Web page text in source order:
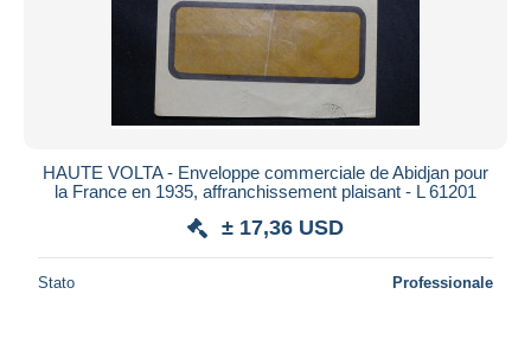
HAUTE VOLTA - Enveloppe commerciale de Abidjan pour
la France en 1935, affranchissement plaisant - L 61201
± 17,36 USD
Stato Professionale